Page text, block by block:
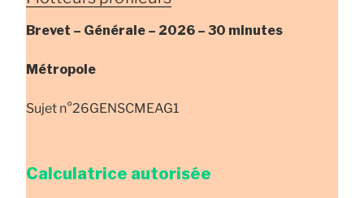
Brevet – Générale – 2026 – 30 minutes
Métropole
Sujet n°26GENSCMEAG1
Calculatrice autorisée